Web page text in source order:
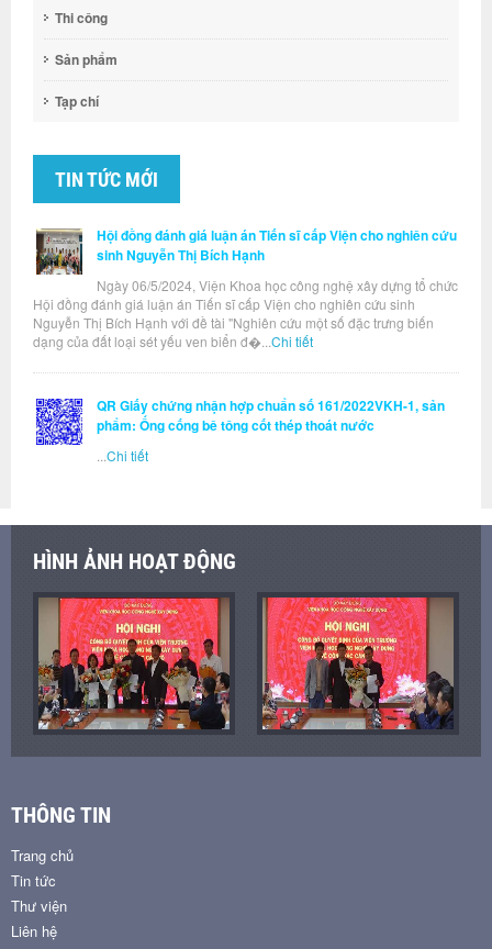
Thi công
Sản phẩm
Tạp chí
TIN TỨC MỚI
Hội đồng đánh giá luận án Tiến sĩ cấp Viện cho nghiên cứu
sinh Nguyễn Thị Bích Hạnh
Ngày 06/5/2024, Viện Khoa học công nghệ xây dựng tổ chức
Hội đồng đánh giá luận án Tiến sĩ cấp Viện cho nghiên cứu sinh
Nguyễn Thị Bích Hạnh với đề tài "Nghiên cứu một số đặc trưng biến
dạng của đất loại sét yếu ven biển đ�... Chi tiết
QR Giấy chứng nhận hợp chuẩn số 161/2022VKH-1, sản
phẩm: Ống cống bê tông cốt thép thoát nước
Chi tiết
HÌNH ẢNH HOẠT ĐỘNG
THÔNG TIN
Trang chủ
Tin tức
Thư viện
Liên hệ